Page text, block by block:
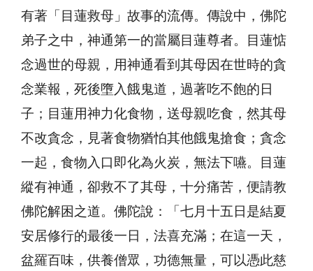
有著「目蓮救母」故事的流傳。傳說中，佛陀
弟子之中，神通第一的當屬目蓮尊者。目蓮惦
念過世的母親，用神通看到其母因在世時的貪
念業報，死後墮入餓鬼道，過著吃不飽的日
子；目蓮用神力化食物，送母親吃食，然其母
不改貪念，見著食物猶怕其他餓鬼搶食；貪念
一起，食物入口即化為火炭，無法下嚥。目蓮
縱有神通，卻救不了其母，十分痛苦，便請教
佛陀解困之道。佛陀說：「七月十五日是結夏
安居修行的最後一日，法喜充滿；在這一天，
盆羅百味，供養僧眾，功德無量，可以憑此慈